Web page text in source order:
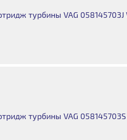
турбины VAG 058145703J
турбины VAG